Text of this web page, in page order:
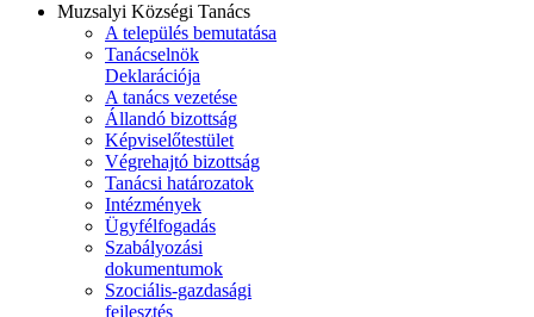
Muzsalyi Községi Tanács
A település bemutatása
Tanácselnök
Deklarációja
A tanács vezetése
Állandó bizottság
Képviselőtestület
Végrehajtó bizottság
Tanácsi határozatok
Intézmények
Ügyfélfogadás
Szabályozási
dokumentumok
Szociális-gazdasági
fejlesztés